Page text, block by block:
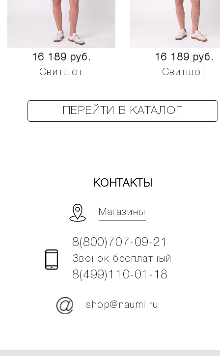
16 189 руб.
Свитшот
16 189 руб.
Свитшот
ПЕРЕЙТИ В КАТАЛОГ
КОНТАКТЫ
Магазины
8(800)707-09-21
Звонок бесплатный
8(499)110-01-18
shop@naumi.ru